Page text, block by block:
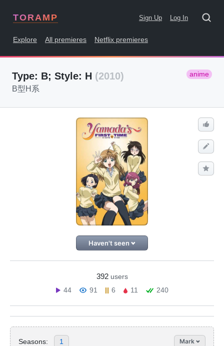
TORAMP Sign Up Log In
Explore All premieres Netflix premieres
Type: B; Style: H (2010) anime
B型H系
Haven't seen
392 users
44
91 6 11 240
Seasons: 1 Mark